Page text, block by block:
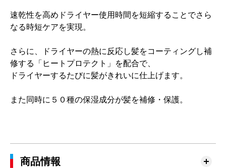
速乾性を高めドライヤー使用時間を短縮することでさら
なる時短ケアを実現。
さらに、ドライヤーの熱に反応し髪をコーティングし補
修する「ヒートプロテクト」を配合で、
ドライヤーするたびに髪がきれいに仕上げます。
また同時に５０種の保湿成分が髪を補修・保護。
商品情報